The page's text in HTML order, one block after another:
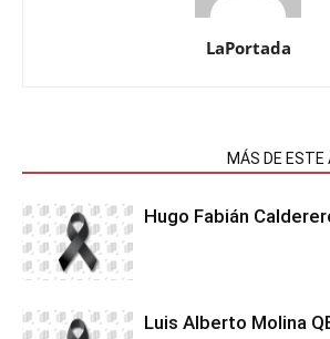
LaPortada
MÁS DE ESTE
Hugo Fabián
Luis Alberto Molina